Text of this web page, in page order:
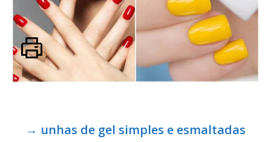
→ unhas de gel simples e esmaltadas